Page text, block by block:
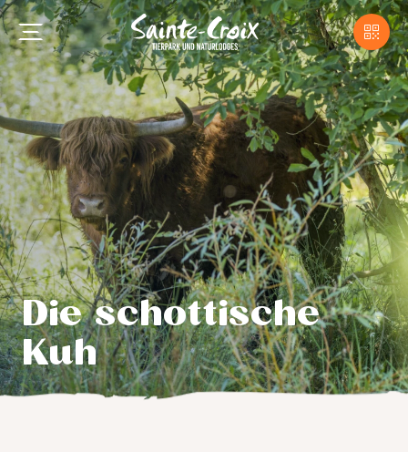
Die schottische
Kuh